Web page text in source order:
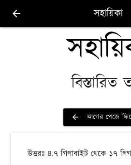
arrow_back সহায়িকা
বিস্তারিত
arrow_back আগের পেজে
উত্তরঃ ৪.৭ গিগাবাইট থেকে ১৭